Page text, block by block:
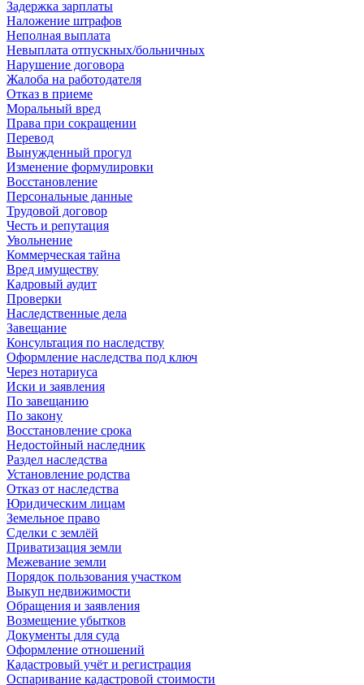
Задержка зарплаты
Наложение штрафов
Неполная выплата
Невыплата отпускных/больничных
Нарушение договора
Жалоба на работодателя
Отказ в приеме
Моральный вред
Права при сокращении
Перевод
Вынужденный прогул
Изменение формулировки
Восстановление
Персональные данные
Трудовой договор
Честь и репутация
Увольнение
Коммерческая тайна
Вред имуществу
Кадровый аудит
Проверки
Наследственные дела
Завещание
Консультация по наследству
Оформление наследства под ключ
Через нотариуса
Иски и заявления
По завещанию
По закону
Восстановление срока
Недостойный наследник
Раздел наследства
Установление родства
Отказ от наследства
Юридическим лицам
Земельное право
Сделки с землёй
Приватизация земли
Межевание земли
Порядок пользования участком
Выкуп недвижимости
Обращения и заявления
Возмещение убытков
Документы для суда
Оформление отношений
Кадастровый учёт и регистрация
Оспаривание кадастровой стоимости